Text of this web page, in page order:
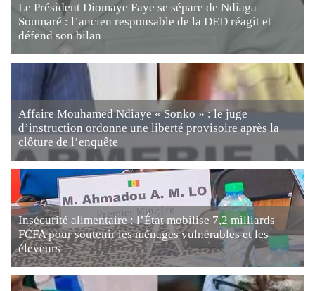
Le Président Diomaye Faye se sépare de Ndiaga
Soumaré : l’ancien responsable de la DED réagit et
défend son bilan
Affaire Mouhamed Ndiaye « Sonko » : le juge
d’instruction ordonne une liberté provisoire après la
clôture de l’enquête
Insécurité alimentaire : l’État mobilise 7,2 milliards
FCFA pour soutenir les ménages vulnérables et les
éleveurs